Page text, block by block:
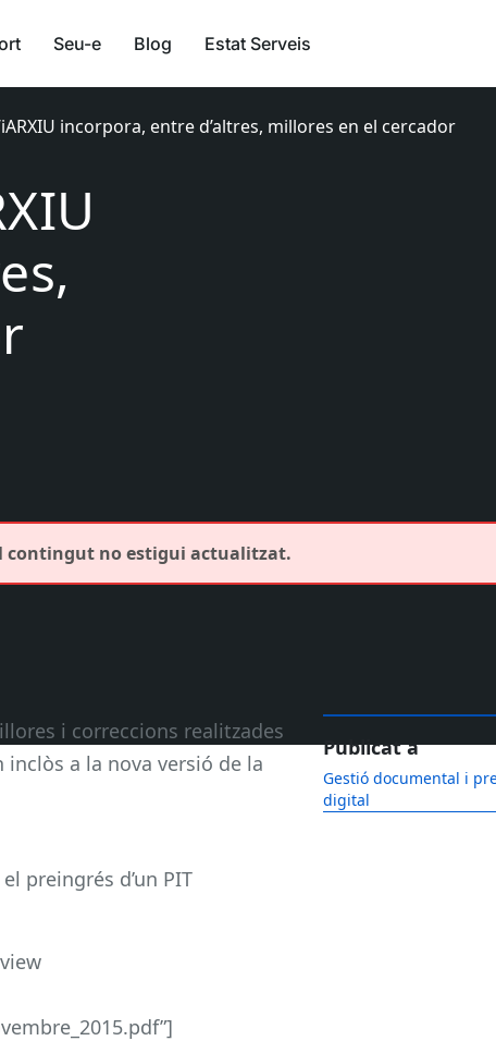
Seu-e Blog Estat Serveis
incorpora, entre d’altres, millores en el cercador
contingut no estigui actualitzat.
i correccions realitzades
inclòs a la nova versió de la
preingrés d’un PIT
Publicat a
Gestió documental i
digital